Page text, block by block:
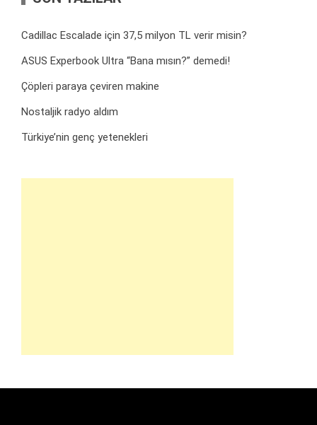
Cadillac Escalade için 37,5 milyon TL verir misin?
ASUS Experbook Ultra “Bana mısın?” demedi!
Çöpleri paraya çeviren makine
Nostaljik radyo aldım
Türkiye’nin genç yetenekleri